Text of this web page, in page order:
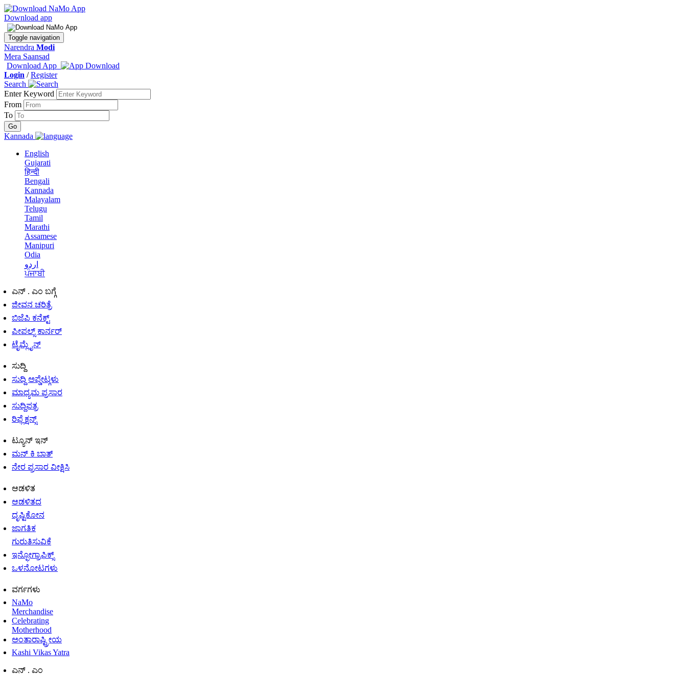
Download app
Toggle navigation
Narendra Modi
Mera Saansad
Download App
Login /Register
Search
Enter Keyword
From
To
Kannada
English
Gujarati
हिन्दी
Bengali
Kannada
Malayalam
Telugu
Tamil
Marathi
Assamese
Manipuri
Odia
اردو
ਪੰਜਾਬੀ
ಎನ್ . ಎಂ ಬಗ್ಗೆ
ಜೀವನ ಚರಿತ್ರೆ
ಬಿಜೆಪಿ ಕನೆಕ್ಟ್
ಪೀಪಲ್ಸ್ ಕಾರ್ನರ್
ಟೈಮ್ಲೈನ್
ಸುದ್ದಿ
ಸುದ್ದಿ ಅಪ್ಡೇಟ್ಗಳು
ಮಾಧ್ಯಮ ಪ್ರಸಾರ
ಸುದ್ದಿಪತ್ರ
ರಿಫ್ಲೆಕ್ಷನ್ಸ್
ಟ್ಯೂನ್ ಇನ್
ಮನ್ ಕಿ ಬಾತ್
ನೇರ ಪ್ರಸಾರ ವೀಕ್ಷಿಸಿ
ಆಡಳಿತ
ಆಡಳಿತದ
ದೃಷ್ಟಿಕೋನ
ಜಾಗತಿಕ
ಗುರುತಿಸುವಿಕೆ
ಇನ್ಫೋಗ್ರಾಫಿಕ್ಸ್
ಒಳನೋಟಗಳು
ವರ್ಗಗಳು
NaMo
Merchandise
Celebrating
Motherhood
ಅಂತಾರಾಷ್ಟ್ರೀಯ
Kashi Vikas Yatra
ಎನ್ . ಎಂ